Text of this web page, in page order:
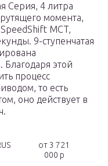
Серия, 4 литра
момента,
MCT,
9-ступенчатая
Благодаря этой
процесс
то есть
оно действует в
от 3 721
000 р